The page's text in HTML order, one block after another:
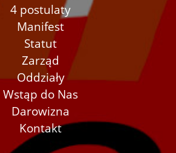
4 postulaty
Manifest
Statut
Zarząd
Oddziały
Wstąp do Nas
Darowizna
Kontakt